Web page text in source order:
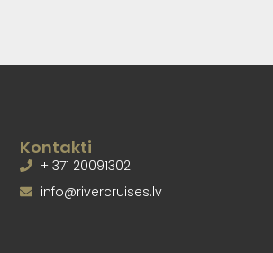
Kontakti
+ 371 20091302
info@rivercruises.lv